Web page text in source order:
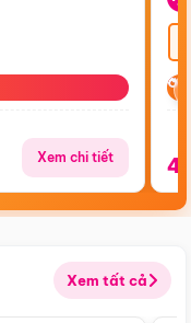
Xem chi tiết
Xem tất cả
Điểm nổi bật